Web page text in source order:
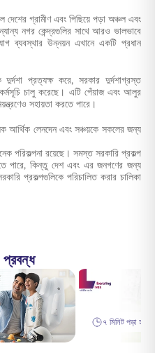
দেশের গ্রামীণ এবং পিছিয়ে পড়া অঞ্চল এবং
নগর কেন্দ্রগুলির সাথে আরও ভালভাবে
ব্যবস্থার উন্নয়ন এখানে একটি প্রধান
প্রত্যক্ষ করে, সরকার দুর্দশাগ্রস্ত
চালু করেছে। এটি পেঁয়াজ এবং আলুর
সহায়তা করতে পারে।
আর্থিক লেনদেন এবং সঞ্চয়কে সকলের জন্য
পরিকল্পনা রয়েছে। সমস্ত সরকারি প্রকল্প
পারে, কিন্তু দেশ এবং এর জনগণের জন্য
প্রকল্পগুলিকে পরিচালিত করার চালিকা
প্রবন্ধ
৭ মিনিট পড়া